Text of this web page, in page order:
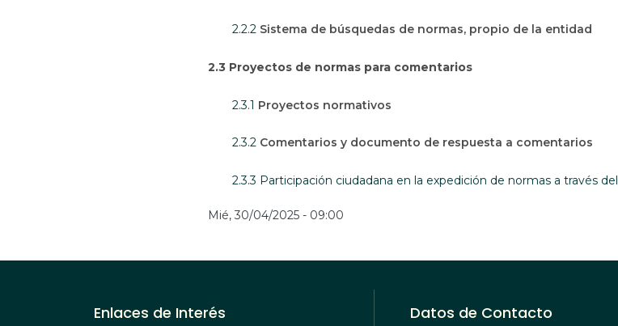
2.2.2 Sistema de búsquedas de normas, propio de la entidad
2.3 Proyectos de normas para comentarios
2.3.1 Proyectos normativos
2.3.2 Comentarios y documento de respuesta a comentarios
2.3.3 Participación ciudadana en la expedición de normas a través del
Mié, 30/04/2025 - 09:00
Enlaces de Interés Datos de Contacto